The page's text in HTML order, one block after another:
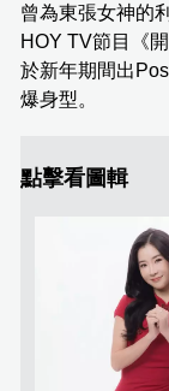
曾為東張女神的
HOY TV節目《
於新年期間出
爆身型。
點擊看圖輯